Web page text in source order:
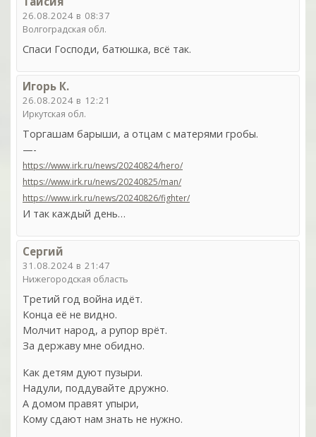
26.08.2024 в 08:37
Волгоградская обл.
Спаси Господи, батюшка, всё так.
Игорь К.
26.08.2024 в 12:21
Иркутская обл.
Торгашам барыши, а отцам с матерями гробы.
—-
https://www.irk.ru/news/20240824/hero/
https://www.irk.ru/news/20240825/man/
https://www.irk.ru/news/20240826/fighter/
И так каждый день…
Сергий
31.08.2024 в 21:47
Нижегородская область
Третий год война идёт.
Конца её не видно.
Молчит народ, а рупор врёт.
За державу мне обидно.
Как детям дуют пузыри.
Надули, поддувайте дружно.
А домом правят упыри,
Кому сдают нам знать не нужно.